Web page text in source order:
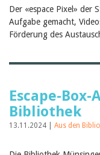
Der «espace Pixel» der
Aufgabe gemacht,
Förderung des
Escape-
Bibliothek
13.11.2024 | Aus den